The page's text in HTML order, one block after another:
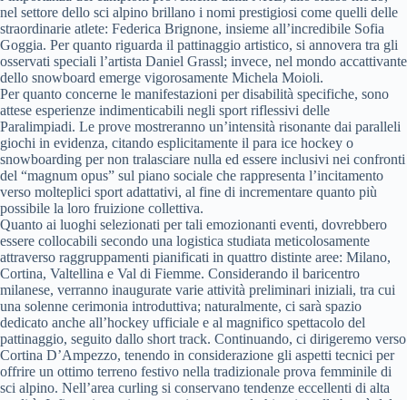
nel settore dello sci alpino brillano i nomi prestigiosi come quelli delle
straordinarie atlete: Federica Brignone, insieme all’incredibile Sofia
Goggia. Per quanto riguarda il pattinaggio artistico, si annovera tra gli
osservati speciali l’artista Daniel Grassl; invece, nel mondo accattivante
dello snowboard emerge vigorosamente Michela Moioli.
Per quanto concerne le manifestazioni per disabilità specifiche, sono
attese esperienze indimenticabili negli sport riflessivi delle
Paralimpiadi. Le prove mostreranno un’intensità risonante dai paralleli
giochi in evidenza, citando esplicitamente il para ice hockey o
snowboarding per non tralasciare nulla ed essere inclusivi nei confronti
del “magnum opus” sul piano sociale che rappresenta l’incitamento
verso molteplici sport adattativi, al fine di incrementare quanto più
possibile la loro fruizione collettiva.
Quanto ai luoghi selezionati per tali emozionanti eventi, dovrebbero
essere collocabili secondo una logistica studiata meticolosamente
attraverso raggruppamenti pianificati in quattro distinte aree: Milano,
Cortina, Valtellina e Val di Fiemme. Considerando il baricentro
milanese, verranno inaugurate varie attività preliminari iniziali, tra cui
una solenne cerimonia introduttiva; naturalmente, ci sarà spazio
dedicato anche all’hockey ufficiale e al magnifico spettacolo del
pattinaggio, seguito dallo short track. Continuando, ci dirigeremo verso
Cortina D’Ampezzo, tenendo in considerazione gli aspetti tecnici per
offrire un ottimo terreno festivo nella tradizionale prova femminile di
sci alpino. Nell’area curling si conservano tendenze eccellenti di alta